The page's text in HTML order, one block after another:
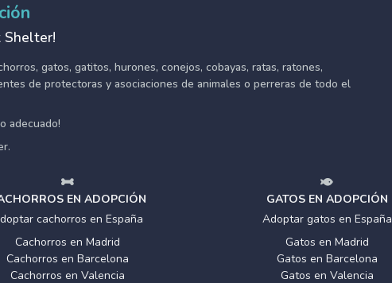
Shelter!
gatos, gatitos, hurones, conejos, cobayas, ratas, ratones,
de protectoras y asociaciones de animales o perreras de todo el
adecuado!
EN ADOPCIÓN
cachorros en España
Cachorros en Madrid
Cachorros en Barcelona
Cachorros en Valencia
GATOS EN ADOPCIÓN
Adoptar gatos en España
Gatos en Madrid
Gatos en Barcelona
Gatos en Valencia